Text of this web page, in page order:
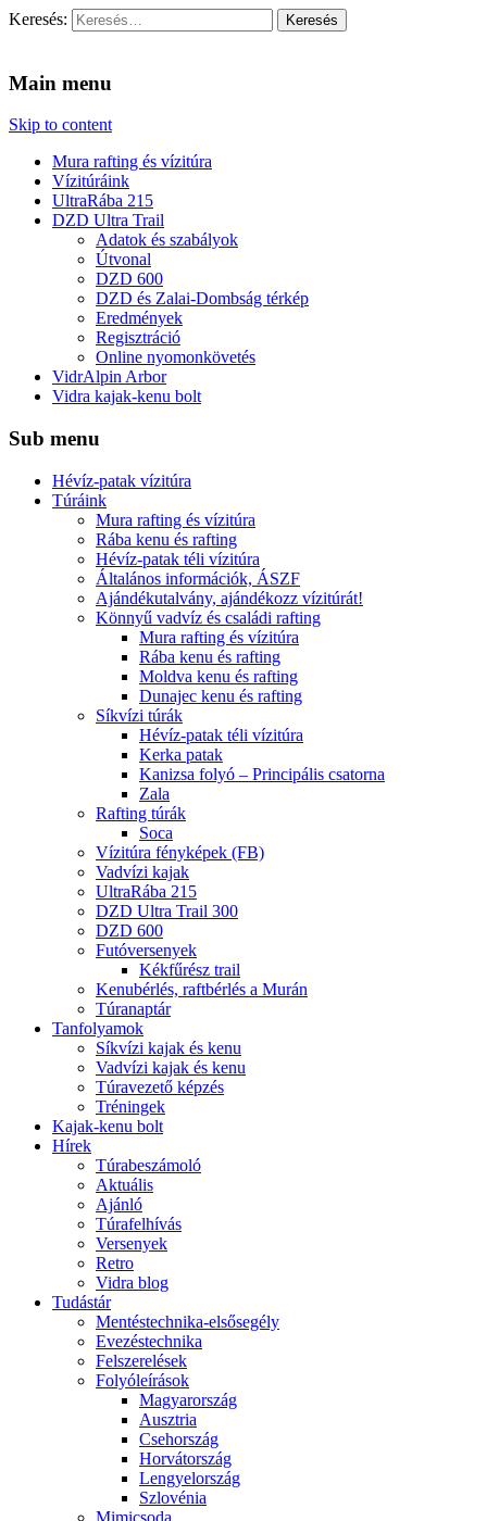
Keresés:
Main menu
Skip to content
Mura rafting és vízitúra
Vízitúráink
UltraRába 215
DZD Ultra Trail
Adatok és szabályok
Útvonal
DZD 600
DZD és Zalai-Dombság térkép
Eredmények
Regisztráció
Online nyomonkövetés
VidrAlpin Arbor
Vidra kajak-kenu bolt
Sub menu
Hévíz-patak vízitúra
Túráink
Mura rafting és vízitúra
Rába kenu és rafting
Hévíz-patak téli vízitúra
Általános információk, ÁSZF
Ajándékutalvány, ajándékozz vízitúrát!
Könnyű vadvíz és családi rafting
Mura rafting és vízitúra
Rába kenu és rafting
Moldva kenu és rafting
Dunajec kenu és rafting
Síkvízi túrák
Hévíz-patak téli vízitúra
Kerka patak
Kanizsa folyó – Principális csatorna
Zala
Rafting túrák
Soca
Vízitúra fényképek (FB)
Vadvízi kajak
UltraRába 215
DZD Ultra Trail 300
DZD 600
Futóversenyek
Kékfűrész trail
Kenubérlés, raftbérlés a Murán
Túranaptár
Tanfolyamok
Síkvízi kajak és kenu
Vadvízi kajak és kenu
Túravezető képzés
Tréningek
Kajak-kenu bolt
Hírek
Túrabeszámoló
Aktuális
Ajánló
Túrafelhívás
Versenyek
Retro
Vidra blog
Tudástár
Mentéstechnika-elsősegély
Evezéstechnika
Felszerelések
Folyóleírások
Magyarország
Ausztria
Csehország
Horvátország
Lengyelország
Szlovénia
Mimicsoda